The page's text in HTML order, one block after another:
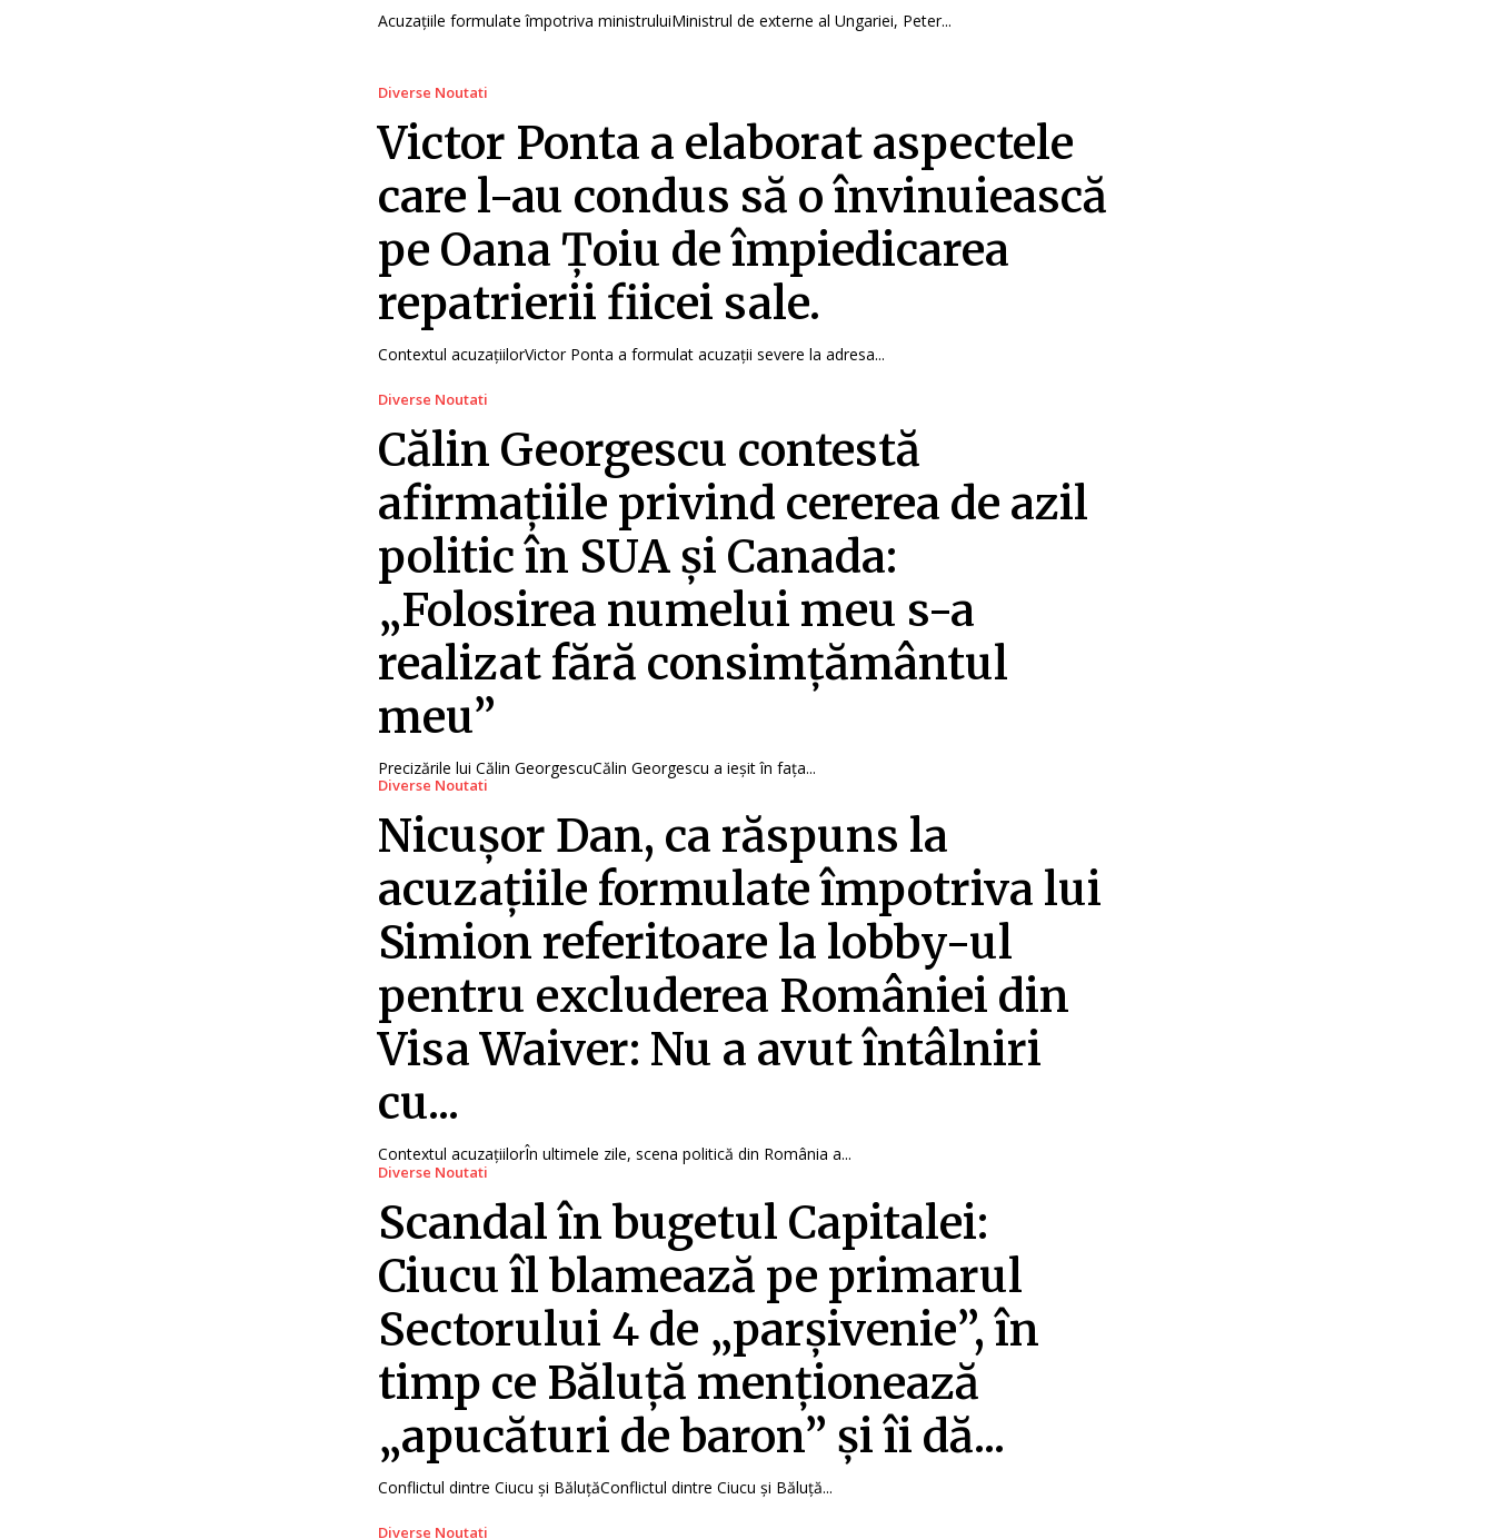
Acuzațiile formulate împotriva ministruluiMinistrul de externe al Ungariei, Peter...
Diverse Noutati
Victor Ponta a elaborat aspectele
care l-au condus să o învinuiească
pe Oana Țoiu de împiedicarea
repatrierii fiicei sale.
Contextul acuzațiilorVictor Ponta a formulat acuzații severe la adresa...
Diverse Noutati
Călin Georgescu contestă
afirmațiile privind cererea de azil
politic în SUA și Canada:
„Folosirea numelui meu s-a
realizat fără consimțământul
meu”
Precizările lui Călin GeorgescuCălin Georgescu a ieșit în fața...
Diverse Noutati
Nicușor Dan, ca răspuns la
acuzațiile formulate împotriva lui
Simion referitoare la lobby-ul
pentru excluderea României din
Visa Waiver: Nu a avut întâlniri
cu...
Contextul acuzațiilorÎn ultimele zile, scena politică din România a...
Diverse Noutati
Scandal în bugetul Capitalei:
Ciucu îl blamează pe primarul
Sectorului 4 de „parșivenie”, în
timp ce Băluță menționează
„apucături de baron” și îi dă...
Conflictul dintre Ciucu și BăluțăConflictul dintre Ciucu și Băluță...
Diverse Noutati